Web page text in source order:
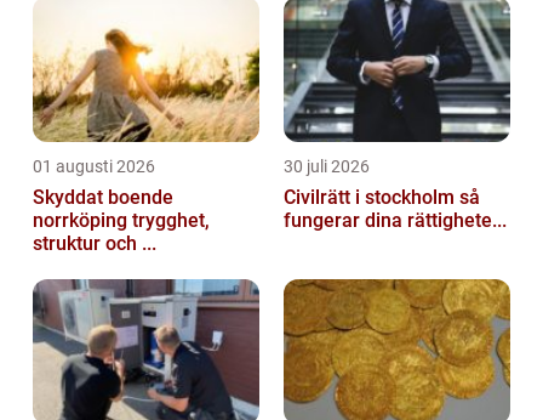
01 augusti 2026
Skyddat boende
norrköping trygghet,
struktur och ...
30 juli 2026
Civilrätt i stockholm så
fungerar dina rättighete...